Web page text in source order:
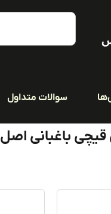
سوالات متداول
باغبانی اصل